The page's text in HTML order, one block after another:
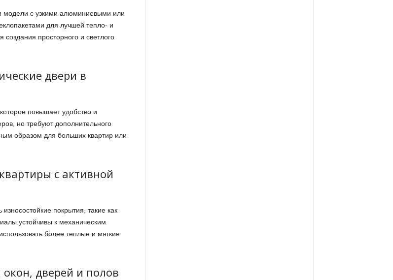
с узкими алюминиевыми или
для лучшей тепло- и
просторного и светлого
двери в
повышает удобство и
но требуют дополнительного
образом для больших квартир или
с активной
покрытия, такие как
устойчивы к механическим
более теплые и мягкие
дверей и полов